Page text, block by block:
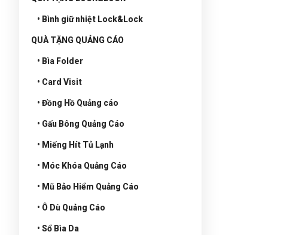
• Bình giữ nhiệt Lock&Lock
QUÀ TẶNG QUẢNG CÁO
• Bìa Folder
• Card Visit
• Đồng Hồ Quảng cáo
• Gấu Bông Quảng Cáo
• Miếng Hít Tủ Lạnh
• Móc Khóa Quảng Cáo
• Mũ Bảo Hiểm Quảng Cáo
• Ô Dù Quảng Cáo
• Sổ Bìa Da